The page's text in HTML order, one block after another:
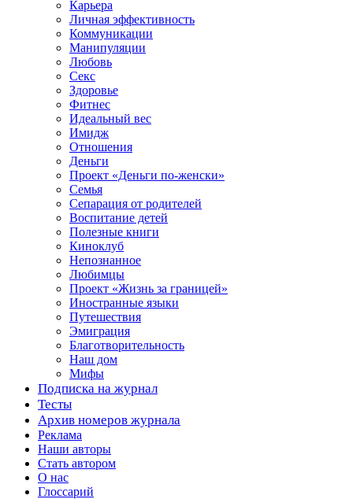
Карьера
Личная эффективность
Коммуникации
Манипуляции
Любовь
Секс
Здоровье
Фитнес
Идеальный вес
Имидж
Отношения
Деньги
Проект «Деньги по-женски»
Семья
Сепарация от родителей
Воспитание детей
Полезные книги
Киноклуб
Непознанное
Любимцы
Проект «Жизнь за границей»
Иностранные языки
Путешествия
Эмиграция
Благотворительность
Наш дом
Мифы
Подписка на журнал
Тесты
Архив номеров журнала
Реклама
Наши авторы
Стать автором
О нас
Глоссарий